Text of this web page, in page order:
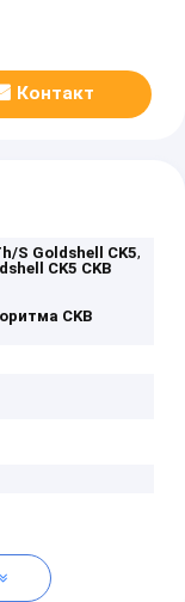
Контакт
S Goldshell CK5,
CK5 CKB
CKB